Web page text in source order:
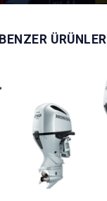
BENZER ÜRÜNLER